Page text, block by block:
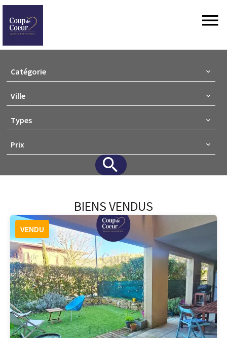
Catégorie
Ville
Types
Prix
BIENS VENDUS
VENDU